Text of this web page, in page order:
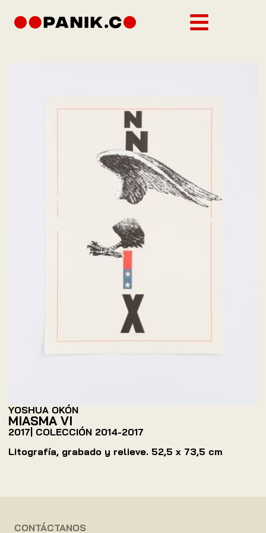
YOSHUA OKÓN
MIASMA VI
2017 | COLECCIÓN 2014-2017
Litografía, grabado y relieve. 52,5 x 73,5 cm
CONTÁCTANOS